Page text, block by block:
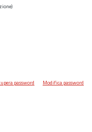
password Modifica password